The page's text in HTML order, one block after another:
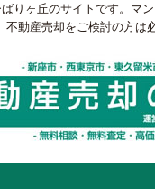
りヶ丘のサイトです。
不動産売却をご検討の方は